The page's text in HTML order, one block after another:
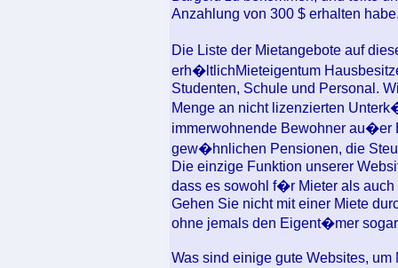
Anzahlung von 300 $ erhalten
Die Liste der Mietangebote auf
erh�ltlichMieteigentum
Studenten, Schule und Personal.
Menge an nicht lizenzierten
immerwohnende Bewohner au�er
gew�hnlichen Pensionen, die
Die einzige Funktion unserer
dass es sowohl f�r Mieter als
Gehen Sie nicht mit einer Miete
ohne jemals den Eigent�mer
Was sind einige gute Websites,